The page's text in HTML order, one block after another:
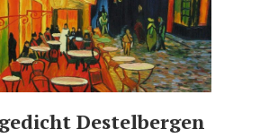
Destelbergen